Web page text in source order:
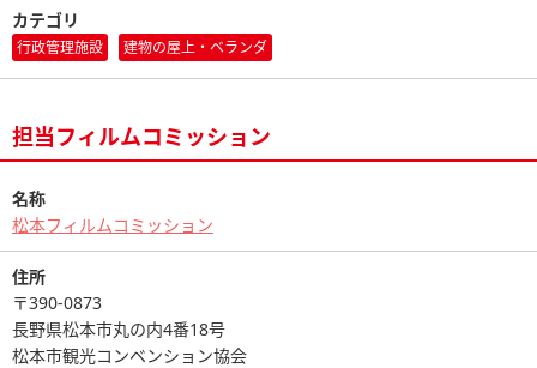
カテゴリ
行政管理施設 建物の屋上・ベランダ
担当フィルムコミッション
名称
松本フィルムコミッション
住所
〒390-0873
長野県松本市丸の内4番18号
松本市観光コンベンション協会